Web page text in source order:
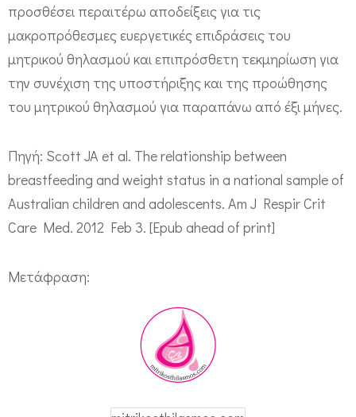
κ
ί
α
προσθέσει περαιτέρω αποδείξεις για τις
μακροπρόθεσμες ευεργετικές επιδράσεις του
μητρικού θηλασμού και επιπρόσθετη τεκμηρίωση για
την συνέχιση της υποστήριξης και της προώθησης
του μητρικού θηλασμού για παραπάνω από έξι μήνες.
Πηγή: Scott JA et al. The relationship between
breastfeeding and weight status in a national sample of
Australian children and adolescents. Am J Respir Crit
Care Med. 2012 Feb 3. [Epub ahead of print]
Μετάφραση: